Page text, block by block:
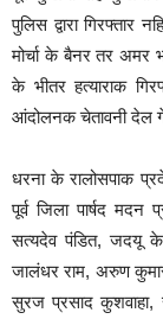
पुलिस द्वारा
मोर्चा के बैनर तर अमर
के भीतर हत्याराक
आंदोलनक चेतावनी देल
धरना के रालोसपाक
पूर्व जिला पार्षद
सत्यदेव पंडित, जदयू के
जालंधर राम, अरुण
सुरज प्रसाद कुशवाहा,